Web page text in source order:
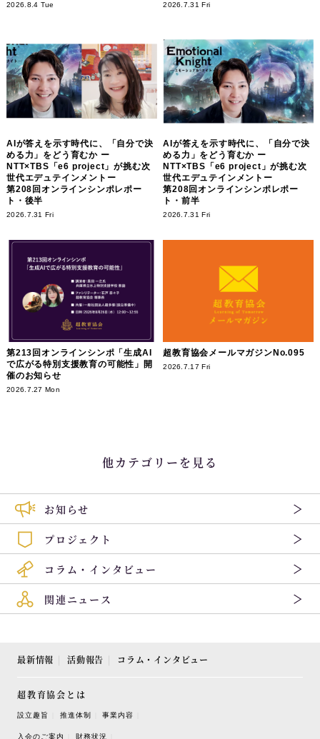
2026.8.4 Tue 2026.7.31 Fri
AIが答えを示す時代に、「自分で決
める力」をどう育むか ー
NTT×TBS「e6 project」が挑む次
世代エデュテインメントー
第208回オンラインシンポレポー
ト・後半
2026.7.31 Fri
AIが答えを示す時代に、「自分で決
める力」をどう育むか ー
NTT×TBS「e6 project」が挑む次
世代エデュテインメントー
第208回オンラインシンポレポー
ト・前半
2026.7.31 Fri
第213回オンラインシンポ「生成AI
で広がる特別支援教育の可能性」開
催のお知らせ
2026.7.27 Mon
超教育協会メールマガジンNo.095
2026.7.17 Fri
他カテゴリーを見る
お知らせ
プロジェクト
コラム・インタビュー
関連ニュース
最新情報 活動報告 コラム・インタビュー
超教育協会とは
設立趣旨 推進体制 事業内容
入会のご案内 財務状況